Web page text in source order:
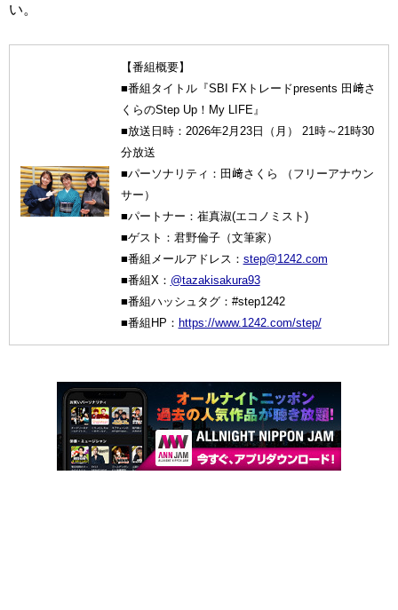
い。
【番組概要】
■番組タイトル『SBI FXトレードpresents 田﨑さ
くらのStep Up！My LIFE』
■放送日時：2026年2月23日（月） 21時～21時30
分放送
■パーソナリティ：田﨑さくら （フリーアナウン
サー）
■パートナー：崔真淑(エコノミスト)
■ゲスト：君野倫子（文筆家）
■番組メールアドレス： step@1242.com
■番組X： @tazakisakura93
■番組ハッシュタグ：#step1242
■番組HP： https://www.1242.com/step/